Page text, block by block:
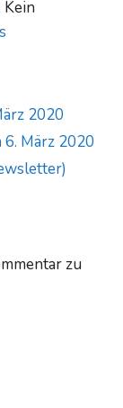
Kein
2020
März 2020
zu